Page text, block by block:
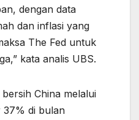
dengan data
dan inflasi yang
The Fed untuk
kata analis UBS.
China melalui
37% di bulan